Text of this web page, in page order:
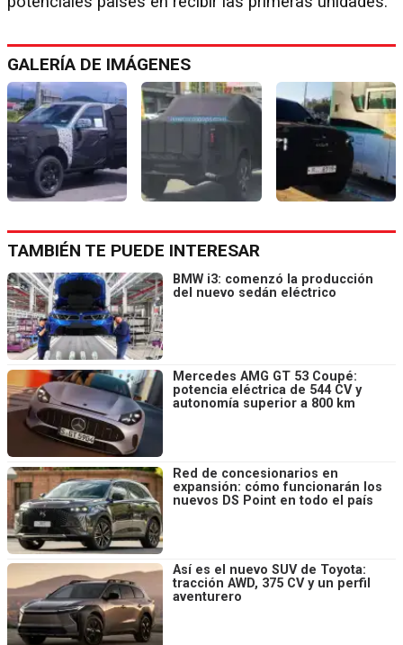
GALERÍA DE IMÁGENES
TAMBIÉN TE PUEDE INTERESAR
BMW i3: comenzó la producción
del nuevo sedán eléctrico
Mercedes AMG GT 53 Coupé:
potencia eléctrica de 544 CV y
autonomía superior a 800 km
Red de concesionarios en
expansión: cómo funcionarán los
nuevos DS Point en todo el país
Así es el nuevo SUV de Toyota:
tracción AWD, 375 CV y un perfil
aventurero